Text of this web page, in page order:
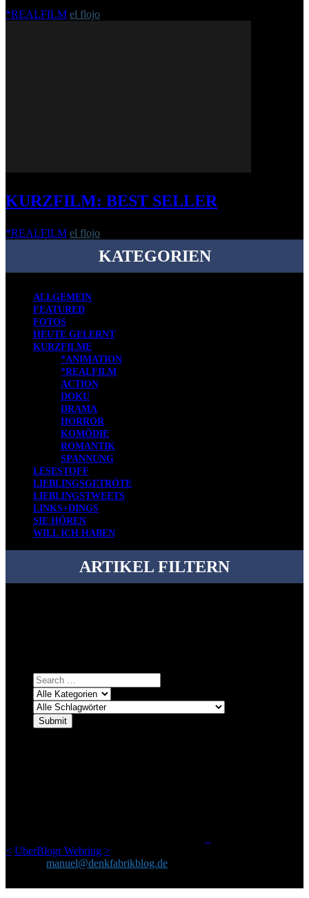
*REALFILM el flojo
KURZFILM: BEST SELLER
*REALFILM el flojo
KATEGORIEN
ALLGEMEIN
FEATURED
FOTOS
HEUTE GELERNT
KURZFILME
*ANIMATION
*REALFILM
ACTION
DOKU
DRAMA
HORROR
KOMÖDIE
ROMANTIK
SPANNUNG
LESESTOFF
LIEBLINGSGETRÖTE
LIEBLINGSTWEETS
LINKS+DINGS
SIE HÖREN
WILL ICH HABEN
ARTIKEL FILTERN
< UberBlogr Webring >
manuel@denkfabrikblog.de